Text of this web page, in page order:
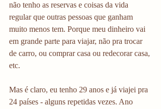
não tenho as reservas e coisas da vida
regular que outras pessoas que ganham
muito menos tem. Porque meu dinheiro vai
em grande parte para viajar, não pra trocar
de carro, ou comprar casa ou redecorar casa,
etc.
Mas é claro, eu tenho 29 anos e já viajei pra
24 países - alguns repetidas vezes. Ano